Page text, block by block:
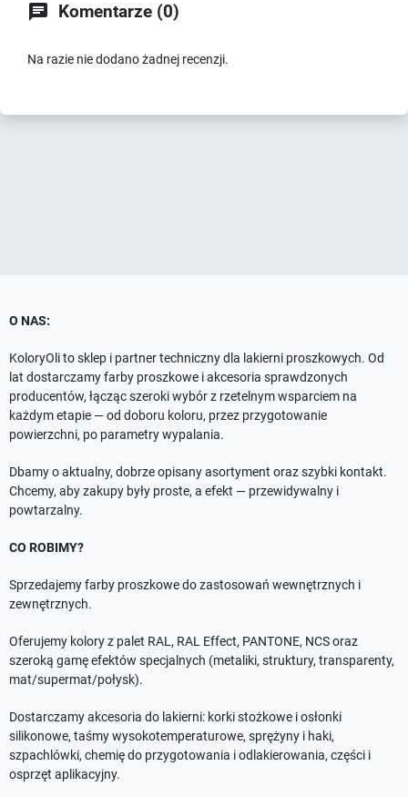
 Komentarze (0)
Na razie nie dodano żadnej recenzji.
O NAS:
KoloryOli to sklep i partner techniczny dla lakierni proszkowych. Od
lat dostarczamy farby proszkowe i akcesoria sprawdzonych
producentów, łącząc szeroki wybór z rzetelnym wsparciem na
każdym etapie — od doboru koloru, przez przygotowanie
powierzchni, po parametry wypalania.
Dbamy o aktualny, dobrze opisany asortyment oraz szybki kontakt.
Chcemy, aby zakupy były proste, a efekt — przewidywalny i
powtarzalny.
CO ROBIMY?
Sprzedajemy farby proszkowe do zastosowań wewnętrznych i
zewnętrznych.
Oferujemy kolory z palet RAL, RAL Effect, PANTONE, NCS oraz
szeroką gamę efektów specjalnych (metaliki, struktury, transparenty,
mat/supermat/połysk).
Dostarczamy akcesoria do lakierni: korki stożkowe i osłonki
silikonowe, taśmy wysokotemperaturowe, sprężyny i haki,
szpachlówki, chemię do przygotowania i odlakierowania, części i
osprzęt aplikacyjny.